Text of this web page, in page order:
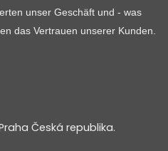
unser Geschäft und - was
das Vertrauen unserer Kunden.
Česká republika.